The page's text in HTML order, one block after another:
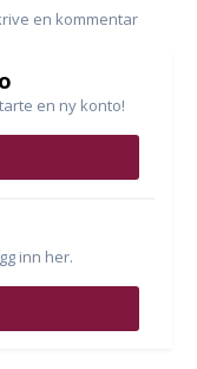
en kommentar
en ny konto!
inn her.